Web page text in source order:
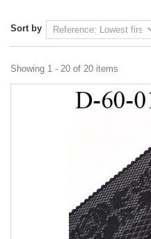
Sort by
Showing 1 - 20 of 20 items